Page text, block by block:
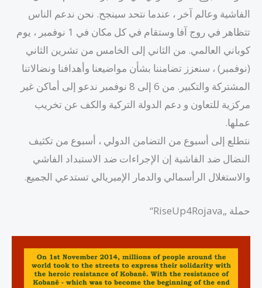
الفاشية وعالم آخر ، عندما نتحد سينجح. نحن ندعم الناس
تتظاهر في روج آفا وستقام في كل مكان في 1 نوفمبر ، يوم
كوباني العالمي. من الثاني إلى الخامس من تشرين الثاني
(نوفمبر) ، سنعزز تضامننا بشأن مواضيعنا وأهدافنا ونضالاتنا
المشتركة والتكبير. من 6 إلى 8 نوفمبر ندعو إلى أماكن غير
مركزية للتعاون و دعم الدولة التركية والكف عن تخريب
عملها.
نتطلع إلى أسبوع من التضامن الدولي ، أسبوع من تكثيف
النضال ضد الفاشية إن الإجراءات ضد الاستبداد الفاشي
والاستغلال الرأسمالي والدمار الإمبريالي تستدعي الجميع.
حملة „RiseUp4Rojava“